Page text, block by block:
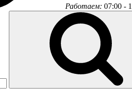
Работаем: 07:00 -